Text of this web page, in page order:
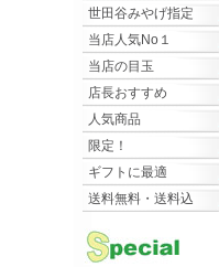
世田谷みやげ指定
当店人気No１
当店の目玉
店長おすすめ
人気商品
限定！
ギフトに最適
送料無料・送料込